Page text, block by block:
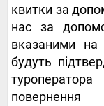
квитки за
нас за
вказаними
будуть